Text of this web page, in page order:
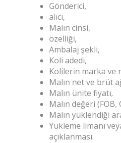
Gönderici,
alıcı,
Malın cinsi,
özelliği,
Ambalaj şekli,
Koli adedi,
Kolilerin marka ve
Malın net ve brüt
Malın ünite fiyatı,
Malın değeri (FOB,
Malın yüklendiği
Yükleme limanı
açıklanması.